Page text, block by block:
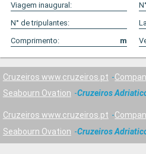
Viagem inaugural:
N° de tripulantes:
Comprimento:
m
Cruzeiros www.cruzeiros.pt
Seabourn Ovation
Cruzeiros
Cruzeiros www.cruzeiros.pt
Seabourn Ovation
Cruzeiros